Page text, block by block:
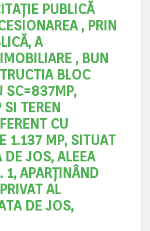
PUBLICĂ
, PRIN
A
, BUN
BLOC
SC=837MP,
TEREN
CU
1.137 MP, SITUAT
JOS, ALEEA
1, APARȚINÂND
AL
DE JOS,